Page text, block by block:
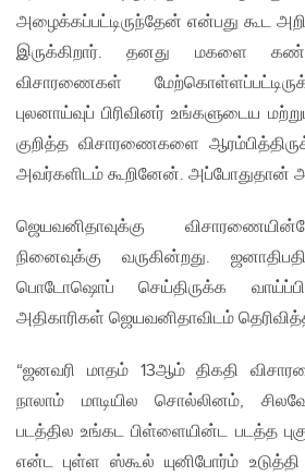
அழைக்கப்பட்டிருந்தேன் என்பது கூட
இருக்கிறார். தனது மகளை
விசாரணைகள்
புலனாய்வுப் பிரிவினர் உங்களுடைய
குறித்த விசாரணைகளை
அவர்களிடம் கூறினேன். அப்போதுதான்
ஜெயவனிதாவுக்கு
நினைவுக்கு வருகின்றது.
பொடோஷொப் செய்திருக்க
அதிகாரிகள் ஜெயவனிதாவிடம்
“ஜனவரி மாதம் 13ஆம் திகதி
நாலாம் மாடியில சொல்லினம்,
படத்தில உங்கட பிள்ளையின்ட படத்த
என்ட புள்ள ஸ்கூல் யுனிபோர்ம்